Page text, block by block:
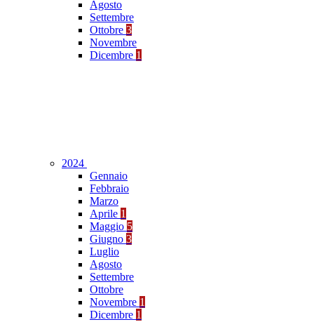
Agosto
Settembre
Ottobre 3
Novembre
Dicembre 1
2024
Gennaio
Febbraio
Marzo
Aprile 1
Maggio 5
Giugno 3
Luglio
Agosto
Settembre
Ottobre
Novembre 1
Dicembre 1